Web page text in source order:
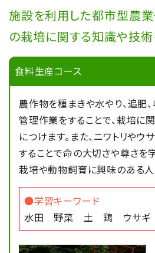
ウールで環境に優し
2025/11/20 学校
三重県産業教育
長賞受賞！
2025/07/16 施設
【施設園芸コース】
り
施設を利用した都市型農業
の栽培に関する知識や技術
食料生産コース
農作物を種まきや水やり、追肥
管理作業をすることで、栽培に
につけます。また、ニワトリや
することで命の大切さや尊さを
栽培や動物飼育に興味のある人
●学習キーワード
水田 野菜 土 鶏 ウサギ